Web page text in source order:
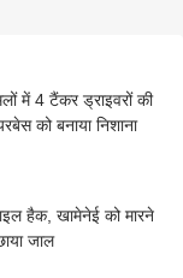
में 4 टैंकर ड्राइवरों की
को बनाया निशाना
हैक, खामेनेई को मारने
जाल